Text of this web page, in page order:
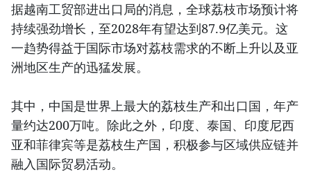
据越南工贸部进出口局的消息，全球荔枝市场预计将
持续强劲增长，至2028年有望达到87.9亿美元。这
一趋势得益于国际市场对荔枝需求的不断上升以及亚
洲地区生产的迅猛发展。
其中，中国是世界上最大的荔枝生产和出口国，年产
量约达200万吨。除此之外，印度、泰国、印度尼西
亚和菲律宾等是荔枝生产国，积极参与区域供应链并
融入国际贸易活动。